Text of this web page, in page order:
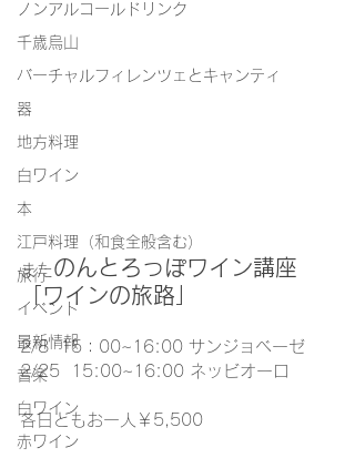
ノンアルコールドリンク
千歳烏山
バーチャルフィレンツェとキャンティ
器
地方料理
白ワイン
本
江戸料理（和食全般含む）
旅行
イベント
最新情報
音楽
白ワイン
赤ワイン
また のんとろっぽワイン講座
「ワインの旅路」
2/8  15：00~16:00 サンジョベーゼ
2/25  15:00~16:00 ネッビオーロ
各日ともお一人￥5,500